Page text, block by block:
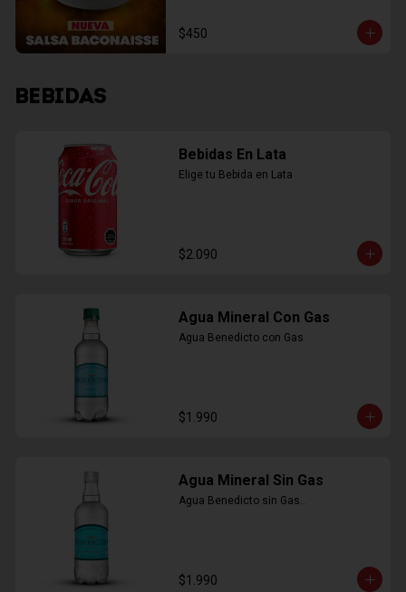
$450
BEBIDAS
Bebidas En Lata
Elige tu Bebida en Lata
$2.090
Agua Mineral Con Gas
Agua Benedicto con Gas
$1.990
Agua Mineral Sin Gas
Agua Benedicto sin Gas..
$1.990